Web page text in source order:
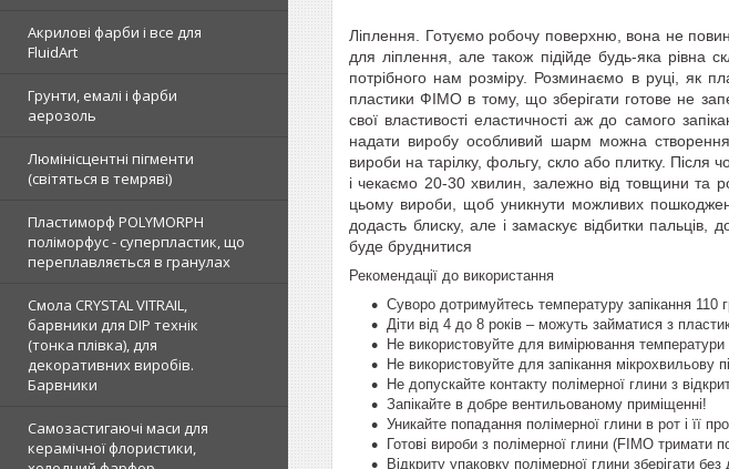
Акрилові фарби і все для
FluidArt
Грунти, емалі і фарби
аерозоль
Люмінісцентні пігменти
(світяться в темряві)
Пластиморф POLYMORPH
поліморфус - суперпластик, що
переплавляється в гранулах
Смола CRYSTAL VITRAIL,
барвники для DIP технік
(тонка плівка), для
декоративних виробів.
Барвники
Самозастигаючі маси для
керамічної флористики,
Ліплення.
Готуємо робочу поверхню, вона не
для ліплення, але також підійде будь-яка рівна
потрібного нам розміру. Розминаємо в руці, як
пластики ФІМО в тому, що зберігати готове не
свої властивості еластичності аж до самого
надати виробу особливий шарм можна
вироби на тарілку, фольгу, скло або плитку. Після
і чекаємо 20-30 хвилин, залежно від товщини та
цьому вироби, щоб уникнути можливих
додасть блиску, але і замаскує відбитки пальців,
буде бруднитися
Рекомендації до використання
Суворо дотримуйтесь температуру запікання 110
Діти від 4 до 8 років – можуть займатися з
Не використовуйте для вимірювання
Не використовуйте для запікання мікрохвильову
Не допускайте контакту полімерної глини з
Запікайте в добре вентильованому приміщенні!
Уникайте попадання полімерної глини в рот і її
Готові вироби з полімерної глини (FIMO тримати
Відкриту упаковку полімерної глини зберігати